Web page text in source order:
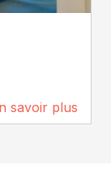
savoir plus